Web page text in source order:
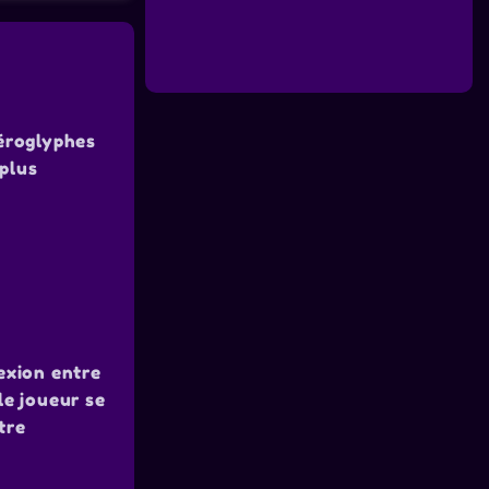
entre
joueur se